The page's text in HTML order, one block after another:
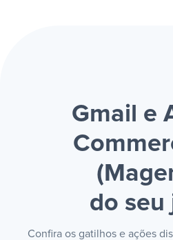
Gmail e
do seu
Confira os gatilhos e ações